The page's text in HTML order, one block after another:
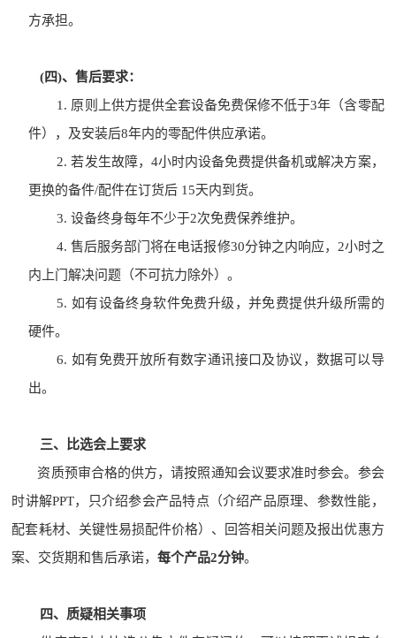
方承担。
(四)、售后要求：
1. 原则上供方提供全套设备免费保修不低于3年（含零配
件），及安装后8年内的零配件供应承诺。
2.若发生故障， 4小时内设备免费提供备机或解决方案，
更换的备件/配件在订货后 15天内到货。
3.设备终身每年不少于2次免费保养维护。
4.售后服务部门将在电话报修30分钟之内响应，2小时之
内上门解决问题（不可抗力除外）。
5. 如有设备终身软件免费升级，并免费提供升级所需的
硬件。
6. 如有免费开放所有数字通讯接口及协议，数据可以导
出。
三、比选会上要求
资质预审合格的供方，请按照通知会议要求准时参会。参会
时讲解PPT，只介绍参会产品特点（介绍产品原理、参数性能，
配套耗材、 关键性易损配件价格）、回答相关问题及报出优惠方
案、交货期和售后承诺，每个产品2分钟。
四、 质疑相关事项